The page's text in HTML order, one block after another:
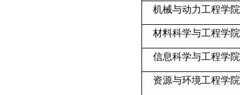
机械与动力工程学院
材料科学与工程学院
信息科学与工程学院
资源与环境工程学院